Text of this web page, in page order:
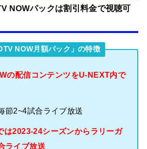
NOWパックは割引料金で視聴可
NOW月額パック」の特徴
の配信コンテンツをU-NEXT内で
節2~4試合ライブ放送
は2023-24シーズンからラリーガ
ライブ放送